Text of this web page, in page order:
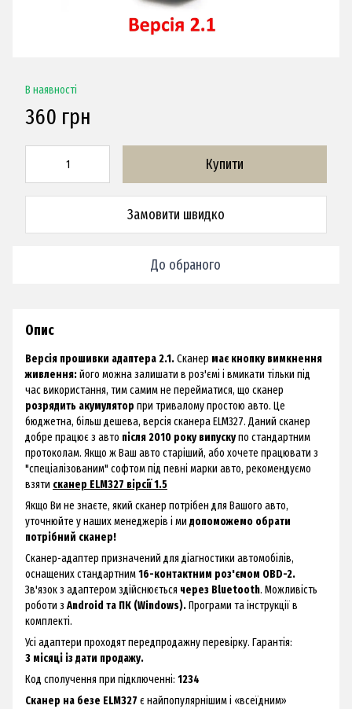
В наявності
360 грн
Купити
Замовити швидко
До обраного
Опис
Версія прошивки адаптера 2.1.Сканер має кнопку вимкнення
живлення:його можна залишати в роз'ємі і вмикати тільки під
час використання, тим самим не перейматися, що сканер
розрядить акумулятор при тривалому простою авто. Це
бюджетна, більш дешева, версія сканера ELM327. Даний сканер
добре працює з авто після 2010 року випускупо стандартним
протоколам. Якщо ж Ваш авто старіший, або хочете працювати з
"спеціалізованим" софтом під певні марки авто, рекомендуємо
взяти сканер ELM327 вірсії 1.5
Якщо Ви не знаєте, який сканер потрібен для Вашого авто,
уточнюйте у наших менеджерів і ми допоможемо обрати
потрібний сканер!
Сканер-адаптер призначений для діагностики автомобілів,
оснащених стандартним16-контактним роз'ємом OBD-2.
Зв'язок з адаптером здійснюється через Bluetooth. Можливість
роботи з Android та ПК (Windows).Програми та інструкції в
комплекті.
Усі адаптери проходят передпродажну перевірку. Гарантія:
3 місяці із дати продажу.
Код сполучення при підключенні: 1234
Сканер на безе ELM327 є найпопулярнішим і «всеїдним»